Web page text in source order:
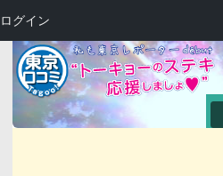
ログイン